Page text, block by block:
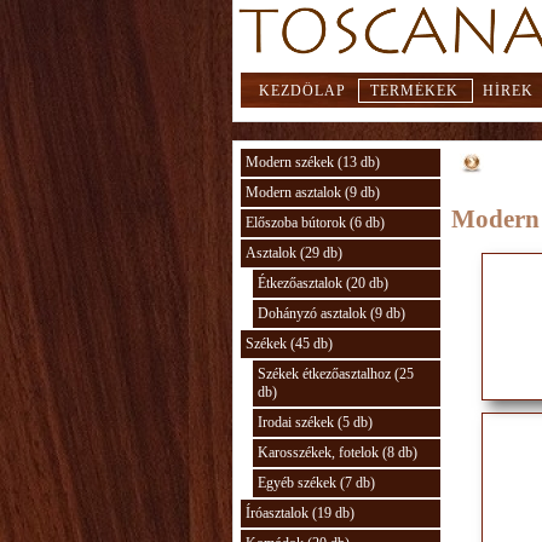
KEZDŐLAP TERMÉKEK HÍREK
Modern székek (13 db)
Modern asztalok (9 db)
Előszoba bútorok (6 db)
Asztalok (29 db)
Étkezőasztalok (20 db)
Dohányzó asztalok (9 db)
Székek (45 db)
Székek étkezőasztalhoz (25
db)
Irodai székek (5 db)
Karosszékek, fotelok (8 db)
Egyéb székek (7 db)
Íróasztalok (19 db)
Modern